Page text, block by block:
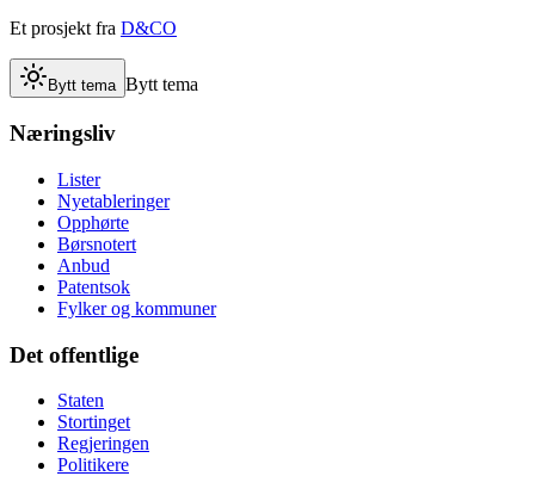
Et prosjekt fra D&CO
Bytt tema Bytt tema
Næringsliv
Lister
Nyetableringer
Opphørte
Børsnotert
Anbud
Patentsok
Fylker og kommuner
Det offentlige
Staten
Stortinget
Regjeringen
Politikere